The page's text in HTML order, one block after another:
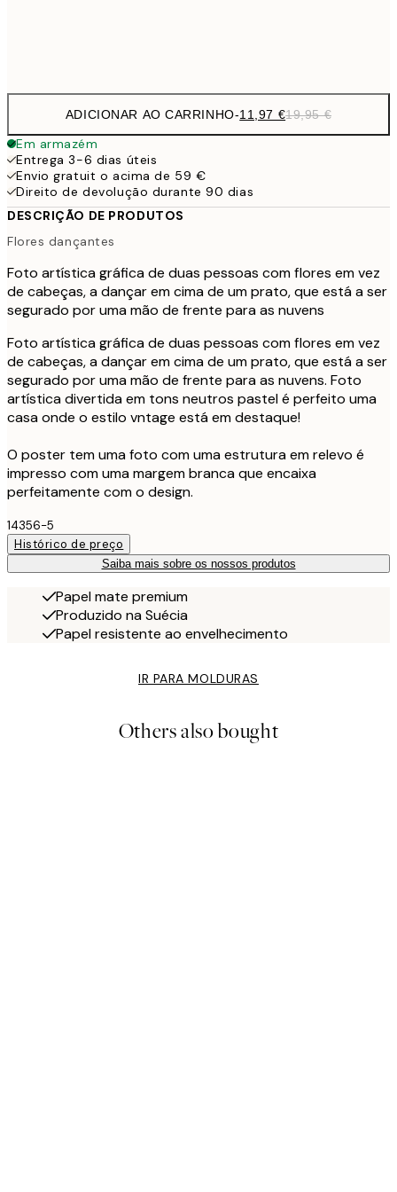
ADICIONAR AO CARRINHO-11,97 €19,95 €
Em armazém
Entrega 3-6 dias úteis
Envio gratuit o acima de 59 €
Direito de devolução durante 90 dias
DESCRIÇÃO DE PRODUTOS
Flores dançantes
Foto artística gráfica de duas pessoas com flores em vez
de cabeças, a dançar em cima de um prato, que está a ser
segurado por uma mão de frente para as nuvens
Foto artística gráfica de duas pessoas com flores em vez
de cabeças, a dançar em cima de um prato, que está a ser
segurado por uma mão de frente para as nuvens. Foto
artística divertida em tons neutros pastel é perfeito uma
casa onde o estilo vntage está em destaque!
O poster tem uma foto com uma estrutura em relevo é
impresso com uma margem branca que encaixa
perfeitamente com o design.
14356-5
Histórico de preço
Saiba mais sobre os nossos produtos
Papel mate premium
Produzido na Suécia
Papel resistente ao envelhecimento
IR PARA MOLDURAS
Others also bought